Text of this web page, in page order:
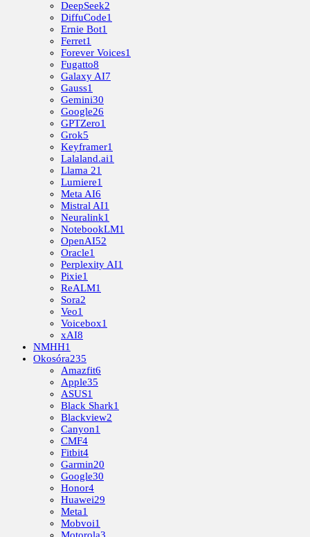
DeepSeek2
DiffuCode1
Ernie Bot1
Ferret1
Forever Voices1
Fugatto8
Galaxy AI7
Gauss1
Gemini30
Google26
GPTZero1
Grok5
Keyframer1
Lalaland.ai1
Llama 21
Lumiere1
Meta AI6
Mistral AI1
Neuralink1
NotebookLM1
OpenAI52
Oracle1
Perplexity AI1
Pixie1
ReALM1
Sora2
Veo1
Voicebox1
xAI8
NMHH1
Okosóra235
Amazfit6
Apple35
ASUS1
Black Shark1
Blackview2
Canyon1
CMF4
Fitbit4
Garmin20
Google30
Honor4
Huawei29
Meta1
Mobvoi1